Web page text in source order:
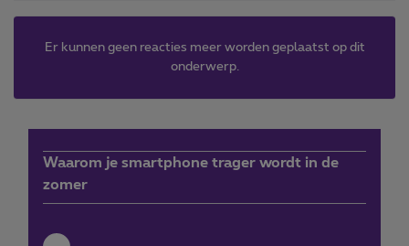
Er kunnen geen reacties meer worden geplaatst op dit
onderwerp.
Waarom je smartphone trager wordt in de
zomer